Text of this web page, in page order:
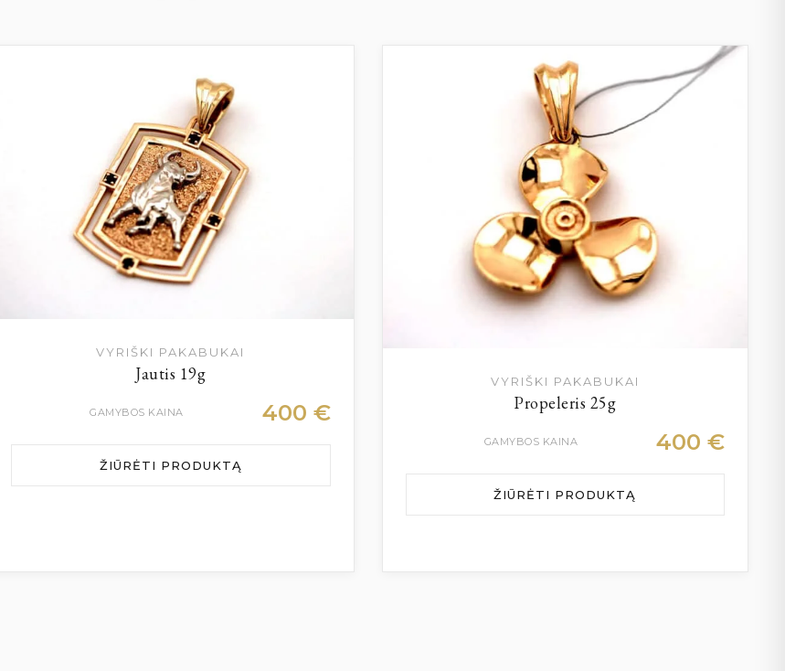
VYRIŠKI PAKABUKAI
Jautis 19g
GAMYBOS KAINA 400 €
ŽIŪRĖTI PRODUKTĄ
VYRIŠKI PAKABUKAI
Propeleris 25g
GAMYBOS KAINA 400 €
ŽIŪRĖTI PRODUKTĄ